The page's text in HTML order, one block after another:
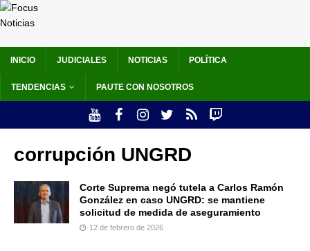
INICIO JUDICIALES NOTICIAS POLÍTICA
TENDENCIAS PAUTE CON NOSOTROS
corrupción UNGRD
Corte Suprema negó tutela a Carlos Ramón
González en caso UNGRD: se mantiene
solicitud de medida de aseguramiento
12 de febrero de 2026